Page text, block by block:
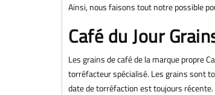
Ainsi, nous faisons tout notre possible
Café du Jour
Les grains de café de la marque propre
torréfacteur spécialisé. Les grains sont
date de torréfaction est toujours